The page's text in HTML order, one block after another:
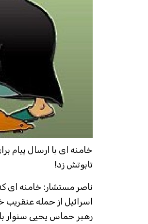
خامنه ای با ارسال
تابوتش زد!
ناصر مستشار: خامنه ای
اسرائیل از حمله
رهبر حماس یحیی سنوار